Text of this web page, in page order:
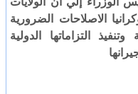
الاصلاحات الضرورية
التزاماتها الدولية